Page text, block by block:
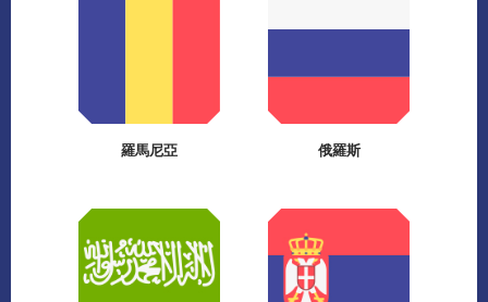
羅馬尼亞 俄羅斯